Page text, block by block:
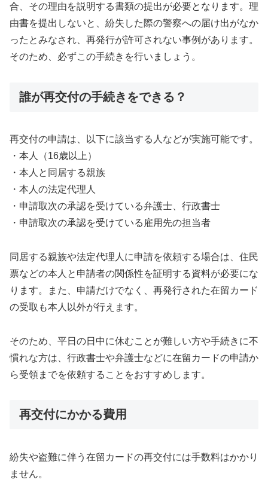
合、その理由を説明する書類の提出が必要となります。理
由書を提出しないと、紛失した際の警察への届け出がなか
ったとみなされ、再発行が許可されない事例があります。
そのため、必ずこの手続きを行いましょう。
誰が再交付の手続きをできる？
再交付の申請は、以下に該当する人などが実施可能です。
・本人（16歳以上）
・本人と同居する親族
・本人の法定代理人
・申請取次の承認を受けている弁護士、行政書士
・申請取次の承認を受けている雇用先の担当者
同居する親族や法定代理人に申請を依頼する場合は、住民
票などの本人と申請者の関係性を証明する資料が必要にな
ります。また、申請だけでなく、再発行された在留カード
の受取も本人以外が行えます。
そのため、平日の日中に休むことが難しい方や手続きに不
慣れな方は、行政書士や弁護士などに在留カードの申請か
ら受領までを依頼することをおすすめします。
再交付にかかる費用
紛失や盗難に伴う在留カードの再交付には手数料はかかり
ません。